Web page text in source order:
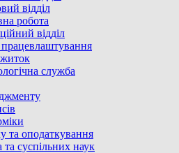
відділ
робота
відділ
служба
та оподаткування
та суспільних наук